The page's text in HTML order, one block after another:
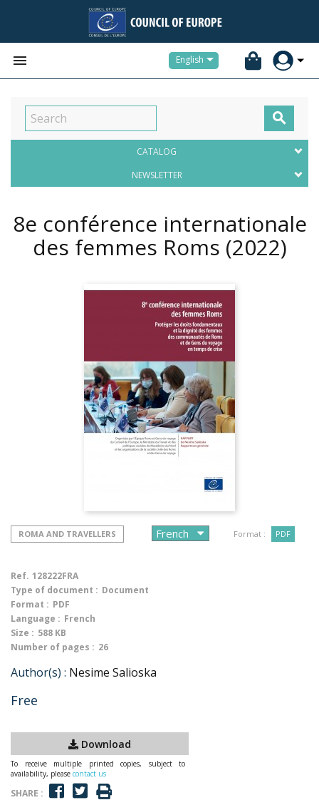
 English

CATALOG
NEWSLETTER
8e conférence internationale
des femmes Roms (2022)
ROMA AND TRAVELLERS Format : PDF
Ref. 128222FRA
Type of document : Document
Format : PDF
Language : French
Size : 588 KB
Number of pages : 26
Author(s) : Nesime Salioska
Free
Download
To receive multiple printed copies, subject to
availability, please contact us
SHARE :